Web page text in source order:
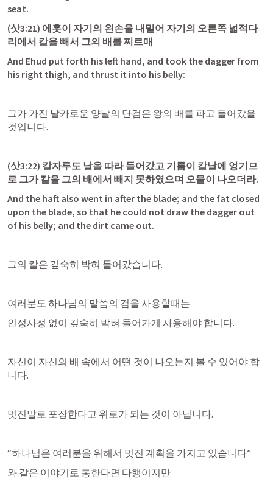
seat.
(삿3:21) 에훗이 자기의 왼손을 내밀어 자기의 오른쪽 넓적다
리에서 칼을 빼서 그의 배를 찌르매
And Ehud put forth his left hand, and took the dagger from
his right thigh, and thrust it into his belly:
그가 가진 날카로운 양날의 단검은 왕의 배를 파고 들어갔을
것입니다.
(삿3:22) 칼자루도 날을 따라 들어갔고 기름이 칼날에 엉기므
로 그가 칼을 그의 배에서 빼지 못하였으며 오물이 나오더라.
And the haft also went in after the blade; and the fat closed
upon the blade, so that he could not draw the dagger out
of his belly; and the dirt came out.
그의 칼은 깊숙히 박혀 들어갔습니다.
여러분도 하나님의 말씀의 검을 사용할때는
인정사정 없이 깊숙히 박혀 들어가게 사용해야 합니다.
자신이 자신의 배 속에서 어떤 것이 나오는지 볼 수 있어야 합
니다.
멋진말로 포장한다고 위로가 되는 것이 아닙니다.
“하나님은 여러분을 위해서 멋진 계획을 가지고 있습니다”
와 같은 이야기로 통한다면 다행이지만